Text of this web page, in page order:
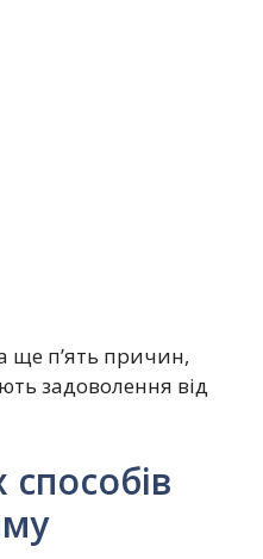
ще п’ять причин,
задоволення від